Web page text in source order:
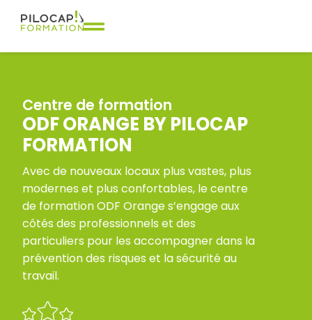
Centre de formation
ODF ORANGE BY PILOCAP
FORMATION
Avec de nouveaux locaux plus vastes, plus
modernes et plus confortables, le centre
de formation ODF Orange s’engage aux
côtés des professionnels et des
particuliers pour les accompagner dans la
prévention des risques et la sécurité au
travail.